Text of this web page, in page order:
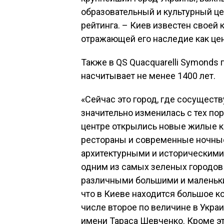
образовательный и культурный
рейтинга. – Киев известен своей
отражающей его наследие как
Также в QS Quacquarelli Symonds
насчитывает не менее 1400 лет.
«Сейчас это город, где
значительно изменилась с тех
центре открылись новые жилые
рестораны и современные
архитектурными и
одним из самых зеленых
различными большими и
что в Киеве находится большое
числе второе по величине в
имени Тараса Шевченко. Кроме